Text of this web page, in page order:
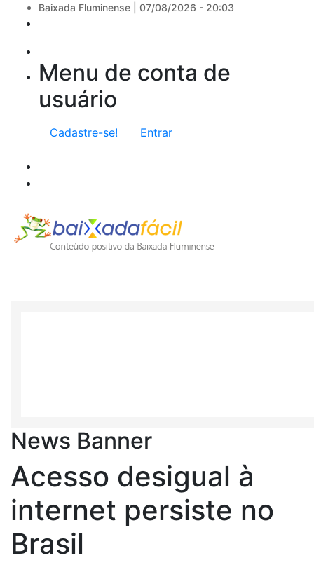
Baixada Fluminense | 07/08/2026 - 20:03
Menu de conta de
usuário
Cadastre-se! Entrar
News Banner
Acesso desigual à
internet persiste no
Brasil